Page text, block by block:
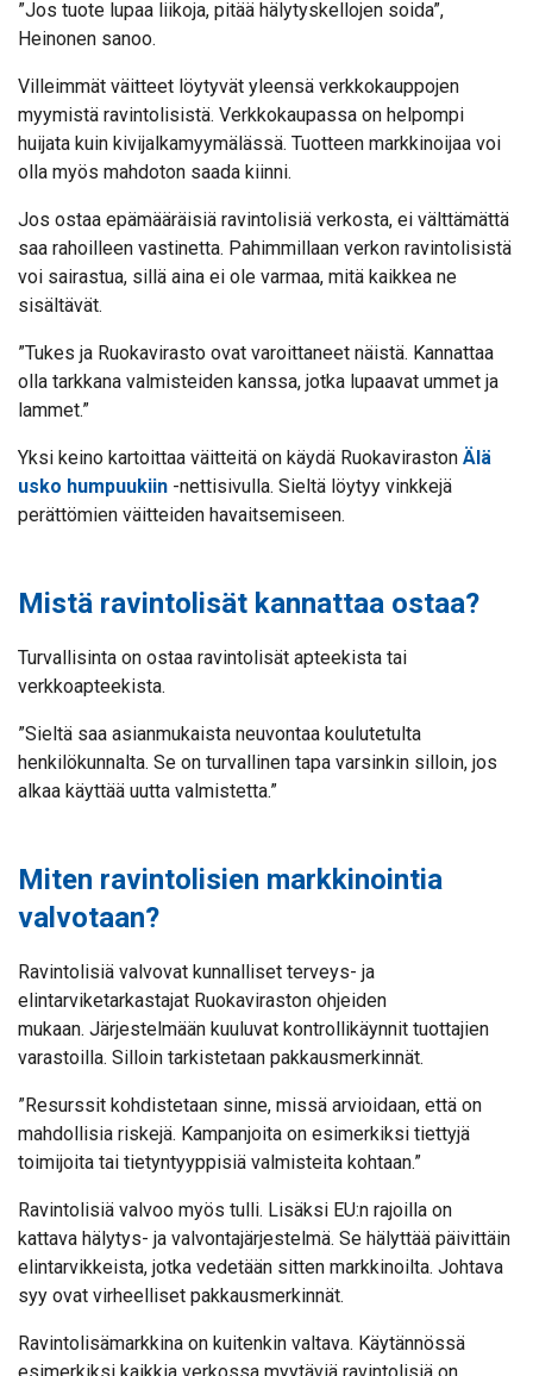
”Jos tuote lupaa liikoja, pitää hälytyskellojen soida”,
Heinonen sanoo.
Villeimmät väitteet löytyvät yleensä verkkokauppojen
myymistä ravintolisistä. Verkkokaupassa on helpompi
huijata kuin kivijalkamyymälässä. Tuotteen markkinoijaa voi
olla myös mahdoton saada kiinni.
Jos ostaa epämääräisiä ravintolisiä verkosta, ei välttämättä
saa rahoilleen vastinetta. Pahimmillaan verkon ravintolisistä
voi sairastua, sillä aina ei ole varmaa, mitä kaikkea ne
sisältävät.
”Tukes ja Ruokavirasto ovat varoittaneet näistä. Kannattaa
olla tarkkana valmisteiden kanssa, jotka lupaavat ummet ja
lammet.”
Yksi keino kartoittaa väitteitä on käydä Ruokaviraston Älä
usko humpuukiin -nettisivulla. Sieltä löytyy vinkkejä
perättömien väitteiden havaitsemiseen.
Mistä ravintolisät kannattaa ostaa?
Turvallisinta on ostaa ravintolisät apteekista tai
verkkoapteekista.
”Sieltä saa asianmukaista neuvontaa koulutetulta
henkilökunnalta. Se on turvallinen tapa varsinkin silloin, jos
alkaa käyttää uutta valmistetta.”
Miten ravintolisien markkinointia
valvotaan?
Ravintolisiä valvovat kunnalliset terveys- ja
elintarviketarkastajat Ruokaviraston ohjeiden
mukaan. Järjestelmään kuuluvat kontrollikäynnit tuottajien
varastoilla. Silloin tarkistetaan pakkausmerkinnät.
”Resurssit kohdistetaan sinne, missä arvioidaan, että on
mahdollisia riskejä. Kampanjoita on esimerkiksi tiettyjä
toimijoita tai tietyntyyppisiä valmisteita kohtaan.”
Ravintolisiä valvoo myös tulli. Lisäksi EU:n rajoilla on
kattava hälytys- ja valvontajärjestelmä. Se hälyttää päivittäin
elintarvikkeista, jotka vedetään sitten markkinoilta. Johtava
syy ovat virheelliset pakkausmerkinnät.
Ravintolisämarkkina on kuitenkin valtava. Käytännössä